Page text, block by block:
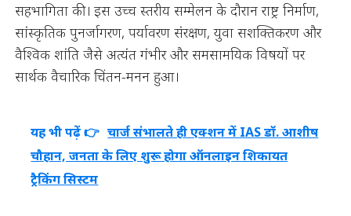
सहभागिता की। इस उच्च स्तरीय सम्मेलन के दौरान राष्ट्र निर्माण,
सांस्कृतिक पुनर्जागरण, पर्यावरण संरक्षण, युवा सशक्तिकरण और
वैश्विक शांति जैसे अत्यंत गंभीर और समसामयिक विषयों पर
सार्थक वैचारिक चिंतन-मनन हुआ।
यह भी पढ़ें 👉 चार्ज संभालते ही एक्शन में IAS डॉ. आशीष
चौहान, जनता के लिए शुरू होगा ऑनलाइन शिकायत
ट्रैकिंग सिस्टम